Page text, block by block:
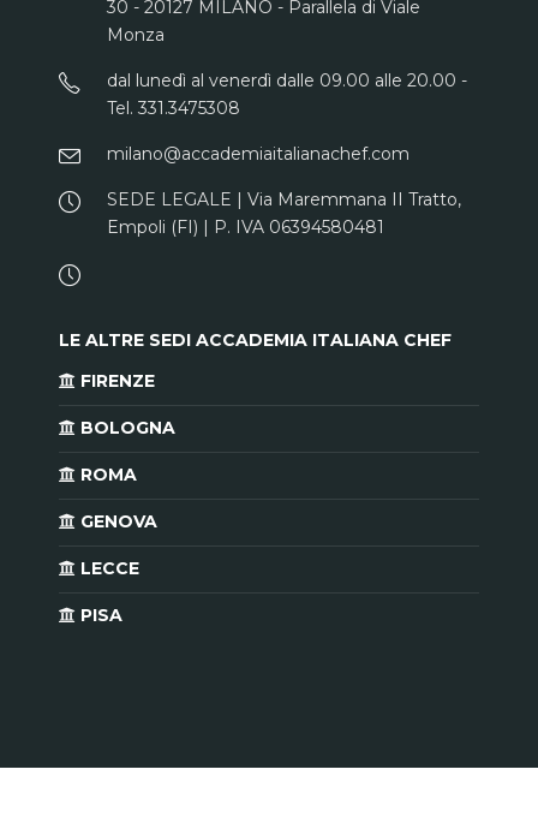
30 - 20127 MILANO - Parallela di Viale
Monza
dal lunedì al venerdì dalle 09.00 alle 20.00 -
Tel. 331.3475308
milano@accademiaitalianachef.com
SEDE LEGALE | Via Maremmana II Tratto,
Empoli (FI) | P. IVA 06394580481
LE ALTRE SEDI ACCADEMIA ITALIANA CHEF
FIRENZE
BOLOGNA
ROMA
GENOVA
LECCE
PISA